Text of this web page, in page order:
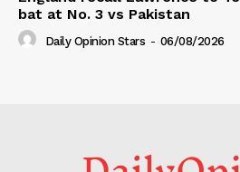
bat at No. 3 vs Pakistan
Daily Opinion Stars - 06/08/2026